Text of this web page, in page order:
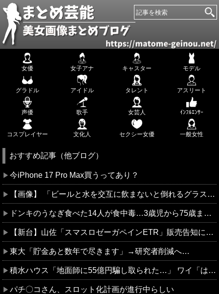
女優 女子アナ キャスター モデル
グラドル アイドル タレント アスリート
声優 歌手 女芸人 ｲﾝﾌﾙｴﾝｻｰ
コスプレイヤー 文化人 セクシー女優 一般女性
おすすめ記事（他ブログ）
今iPhone 17 Pro Max買うってあり？
【画像】 「ビールと水を交互に飲まないと倒れるグラス」発売
ドンキのうなぎ食べた14人が食中毒…3歳児から75歳まで被害
【新台】山佐「スマスロゼーガペインETR」販売告知にて筐体公開来たぞ！次世代ゼーガシステム起動！！！
東大「貯金あと数年で尽きます」→研究者削減へ…
積水ハウス「地面師に55億円騙し取られた…」 ワイ「はえーかわいそう…会社滅茶苦茶やろなぁ」
パチ〇コさん、スロット化計画が進行中らしい